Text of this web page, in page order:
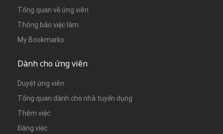
Tổng quan về ứng viên
Thông báo việc làm
My Bookmarks
Dành cho ứng viên
Duyệt ứng viên
Tổng quan dành cho nhà tuyển dụng
Thêm việc
Đăng việc